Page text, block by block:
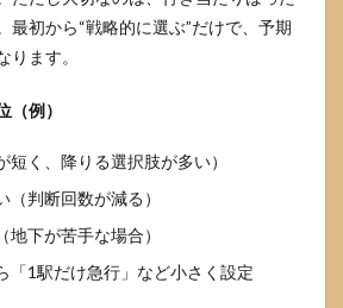
最初から“戦略的に選ぶ”だけで、予期
ります。
（例）
短く、降りる選択肢が多い）
判断回数が減る）
下が苦手な場合）
「1駅だけ急行」など小さく設定